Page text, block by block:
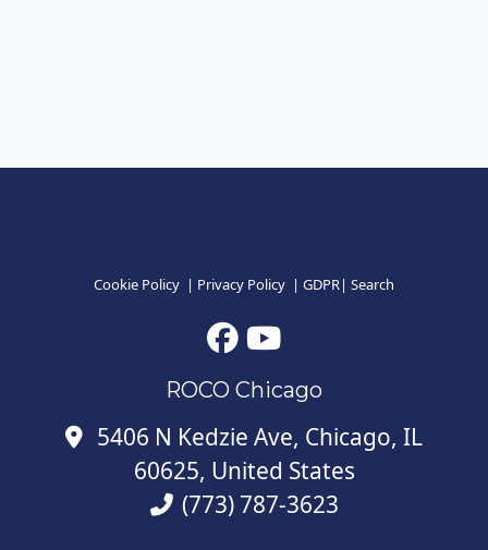
Cookie Policy | Privacy Policy | GDPR| Search
ROCO Chicago
5406 N Kedzie Ave, Chicago, IL
60625, United States
(773) 787-3623